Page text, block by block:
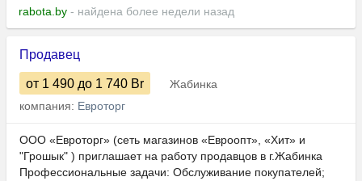
rabota.by - найдена более недели назад
Продавец
от 1 490 до 1 740 Br
Жабинка
компания: Евроторг
ООО «Евроторг» (сеть магазинов «Евроопт», «Хит» и
"Грошык" ) приглашает на работу продавцов в г.Жабинка
Профессиональные задачи: Обслуживание покупателей;